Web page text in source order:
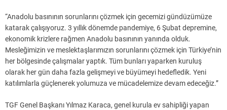
“Anadolu basınının sorunlarını çözmek için gecemizi gündüzümüze
katarak çalışıyoruz. 3 yıllık dönemde pandemiye, 6 Şubat depremine,
ekonomik krizlere rağmen Anadolu basınının yanında olduk.
Mesleğimizin ve meslektaşlarımızın sorunlarını çözmek için Türkiye’nin
her bölgesinde çalışmalar yaptık. Tüm bunları yaparken kuruluş
olarak her gün daha fazla gelişmeyi ve büyümeyi hedefledik. Yeni
katılımlarla güçlenerek yolumuza ve mücadelemize devam edeceğiz.”
TGF Genel Başkanı Yılmaz Karaca, genel kurula ev sahipliği yapan